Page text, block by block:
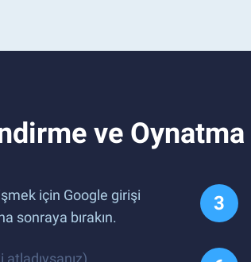
ve Oynatma
için Google girişi
sonraya bırakın.
atladıysanız)